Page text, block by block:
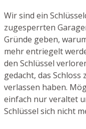
Wir sind ein
zugesperrten
Gründe geben,
mehr entriegelt
den Schlüssel
gedacht, das
verlassen haben.
einfach nur veraltet
Schlüssel sich nicht